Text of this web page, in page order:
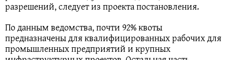
разрешений, следует из проекта постановления.
По данным ведомства, почти 92% квоты
предназначены для квалифицированных рабочих для
промышленных предприятий и крупных